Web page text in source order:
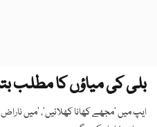
بلی کی میاؤں کا مطلب